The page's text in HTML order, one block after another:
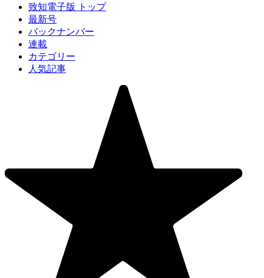
致知電子版 トップ
最新号
バックナンバー
連載
カテゴリー
人気記事